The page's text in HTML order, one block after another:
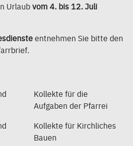
Urlaubvom 4. bis 12. Juli
entnehmen Sie bitte den
Kollekte für die
Aufgaben der Pfarrei
Kollekte für Kirchliches
Bauen